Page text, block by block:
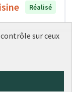
Réalisé
sur ceux